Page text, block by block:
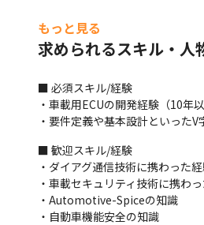
もっと見る
求められるスキル・人
■ 必須スキル/経験
・車載用ECUの開発経験（10年以
・要件定義や基本設計といった
■ 歓迎スキル/経験
・ダイアグ通信技術に携わった
・車載セキュリティ技術に携わ
・Automotive-Spiceの知識
・自動車機能安全の知識